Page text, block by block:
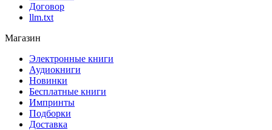
Договор
llm.txt
Магазин
Электронные книги
Аудиокниги
Новинки
Бесплатные книги
Импринты
Подборки
Доставка